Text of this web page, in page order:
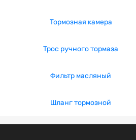
Тормозная камера
Трос ручного тормаза
Фильтр масляный
Шланг тормозной